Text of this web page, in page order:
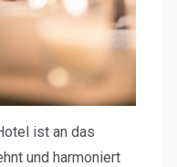
ist an das
und harmoniert